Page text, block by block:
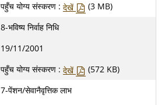
पहुँच योग्य संस्करण : देखें
(3 MB)
8-भविष्‍य निर्वाह निधि
19/11/2001
पहुँच योग्य संस्करण : देखें
(572 KB)
7-पेंशन/सेवानैवृत्तिक लाभ